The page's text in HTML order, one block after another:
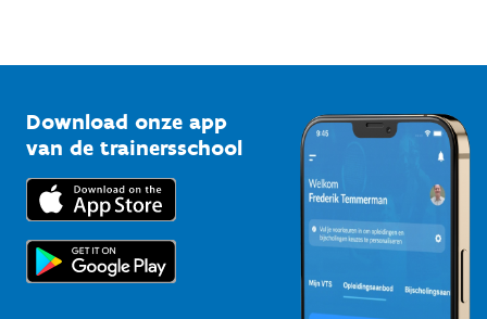
Bedrijven
Trainers en begeleiders
Topsporters
Vlaamse Trainersschool
Kennisplatform
Downloads
Voor de pers
Download onze app
van de trainersschool